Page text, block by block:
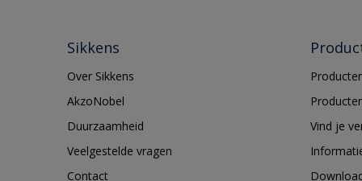
Sikkens
Over Sikkens
AkzoNobel
Duurzaamheid
Veelgestelde vragen
Contact
Vind je